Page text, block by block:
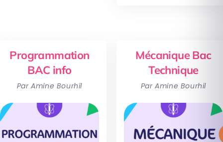
Programmation
BAC info
Par Amine Bourhil
Mécanique Bac
Technique
Par Amine Bourhil